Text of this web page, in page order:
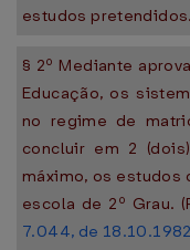
estudos pretendidos.
§ 2º Mediante
Educação, os
no regime de
concluir em 2
máximo, os estudos
escola de 2º Grau.
7.044, de 18.10.1982